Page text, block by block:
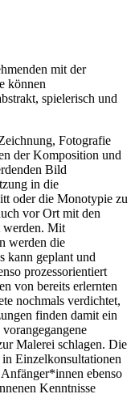
mit der
können
spielerisch und
Fotografie
der Komposition und
Bild
in die
oder die Monotypie zu
vor Ort mit den
werden. Mit
werden die
kann geplant und
prozessorientiert
von bereits erlernten
nochmals verdichtet,
finden damit ein
Malerei schlagen. Die
Einzelkonsultationen
ebenso
Kenntnisse